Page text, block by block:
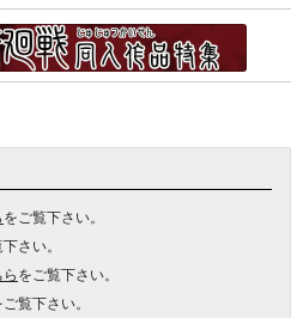
をご覧下さい。
さい。
らをご覧下さい。
覧下さい。